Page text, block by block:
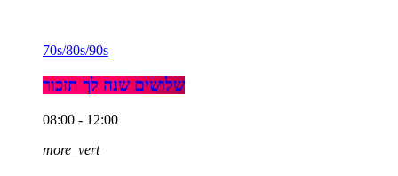
70s/80s/90s
שלושים שנה לך תזכור
08:00 - 12:00
more_vert